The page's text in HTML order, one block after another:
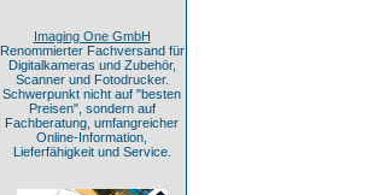
Imaging One GmbH
Renommierter Fachversand für
Digitalkameras und Zubehör,
Scanner und Fotodrucker.
Schwerpunkt nicht auf "besten
Preisen", sondern auf
Fachberatung, umfangreicher
Online-Information,
Lieferfähigkeit und Service.